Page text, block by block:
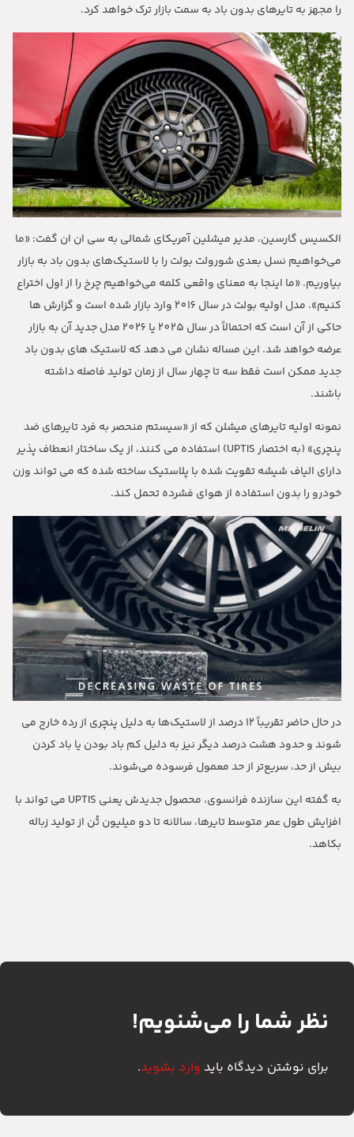
را مجهز به تایرهای بدون باد به سمت بازار ترک خواهد کرد.
الکسیس گارسین، مدیر میشلین آمریکای شمالی به سی ان ان گفت: «ما
می‌خواهیم نسل بعدی شورولت بولت را با لاستیک‌های بدون باد به بازار
بیاوریم. «ما اینجا به معنای واقعی کلمه می‌خواهیم چرخ را از اول اختراع
کنیم». مدل اولیه بولت در سال 2016 وارد بازار شده است و گزارش ها
حاکی از آن است که احتمالاً در سال 2025 یا 2026 مدل جدید آن به بازار
عرضه خواهد شد. این مساله نشان می دهد که لاستیک های بدون باد
جدید ممکن است فقط سه تا چهار سال از زمان تولید فاصله داشته
باشند.
نمونه اولیه تایرهای میشلن که از«سیستم منحصر به فرد تایرهای ضد
پنچری» (به اختصارUPTIS) استفاده می کنند، از یک ساختار انعطاف پذیر
دارای الیاف شیشه تقویت شده با پلاستیک ساخته شده که می تواند وزن
خودرو را بدون استفاده از هوای فشرده تحمل کند.
در حال حاضر تقریباً12درصد از لاستیک‌ها به دلیل پنچری از رده خارج می
شوند و حدود هشت درصد دیگر نیز به دلیل کم باد بودن یا باد کردن
بیش از حد، سریع‌تر از حد معمول فرسوده می‌شوند.
به گفته این سازنده فرانسوی، محصول جدیدش یعنی UPTIS می تواند با
افزایش طول عمر متوسط تایرها، سالانه تا دو میلیون تُن از تولید زباله
بکاهد.
نظر شما را می‌شنویم!
برای نوشتن دیدگاه باید وارد بشوید.